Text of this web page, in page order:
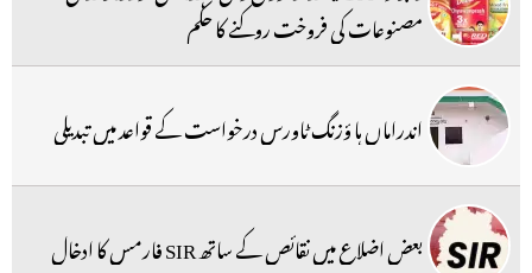
مصنوعات کی فروخت روکنے کا حکم
اندراماں ہا ؤزنگ ٹاورس درخواست کے قواعد میں تبدیلی
بعض اضلاع میں نقائص کے ساتھ SIR فارمس کا ادخال